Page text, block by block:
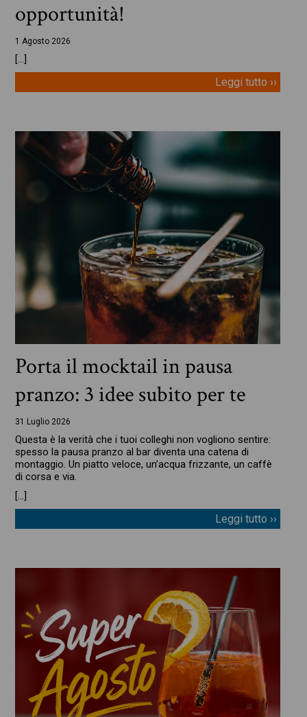
opportunità!
1 Agosto 2026
[…]
Leggi tutto ››
Porta il mocktail in pausa
pranzo: 3 idee subito per te
31 Luglio 2026
Questa è la verità che i tuoi colleghi non vogliono sentire:
spesso la pausa pranzo al bar diventa una catena di
montaggio. Un piatto veloce, un’acqua frizzante, un caffè
di corsa e via.
[…]
Leggi tutto ››